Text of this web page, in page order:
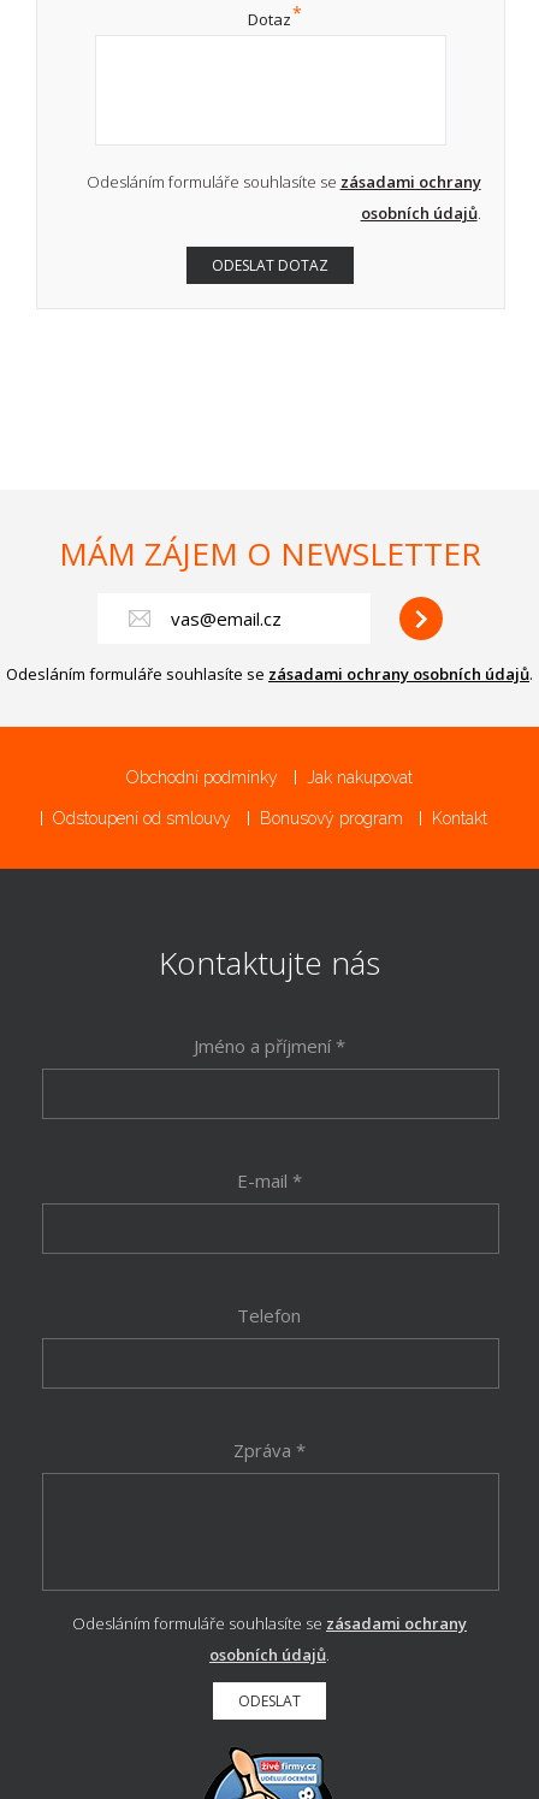
Dotaz*
Odesláním formuláře souhlasíte se zásadami ochrany
osobních údajů.
MÁM ZÁJEM O NEWSLETTER
Odesláním formuláře souhlasíte se zásadami ochrany osobních údajů.
Obchodní podmínky Jak nakupovat
Odstoupení od smlouvy Bonusový program Kontakt
Kontaktujte nás
Jméno a příjmení *
E-mail *
Telefon
Zpráva *
Odesláním formuláře souhlasíte se zásadami ochrany
osobních údajů.